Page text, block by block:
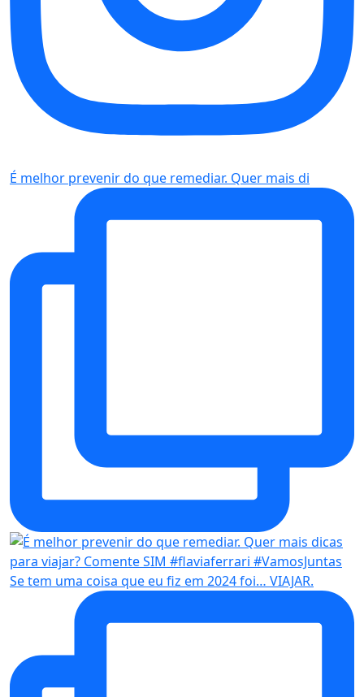
É melhor prevenir do que remediar. Quer mais di
Se tem uma coisa que eu fiz em 2024 foi… VIAJAR.